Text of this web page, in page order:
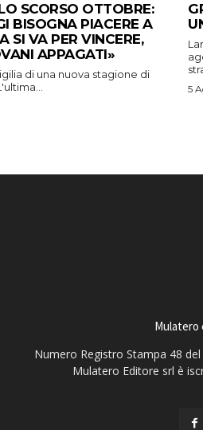
SCORSO OTTOBRE:
BISOGNA PIACERE A
SI VA PER VINCERE,
APPAGATI»
di una nuova stagione di
5
Mulatero
Numero Registro Stampa 48
Mulatero Editore srl è